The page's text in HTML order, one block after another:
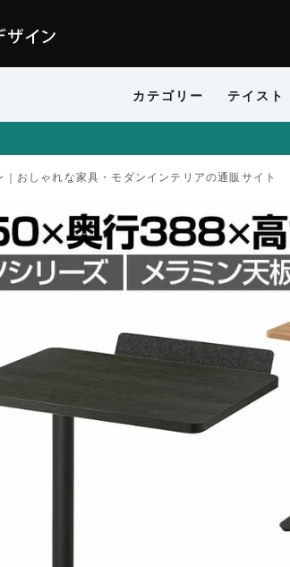
カテゴリー テイスト
｜おしゃれな家具・モダンインテリアの通販サイト